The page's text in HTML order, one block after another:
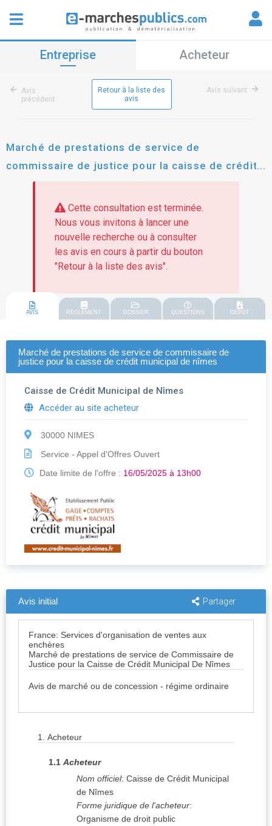
Entreprise Acheteur
Avis
précédent
Retour à la liste des
avis
Avis suivant
Marché de prestations de service de
commissaire de justice pour la caisse de crédit
municipal de nîmes
Cette consultation est terminée.
Nous vous invitons à lancer une
nouvelle recherche ou à consulter
les avis en cours à partir du bouton
"Retour à la liste des avis".
AVIS REGLEMENT DOSSIER QUESTIONS DEPOT
Marché de prestations de service de commissaire de
justice pour la caisse de crédit municipal de nîmes
Caisse de Crédit Municipal de Nîmes
Accéder au site acheteur
30000 NIMES
Service - Appel d'Offres Ouvert
Date limite de l'offre : 16/05/2025 à 13h00
Avis initial Partager
France: Services d'organisation de ventes aux
enchères
Marché de prestations de service de Commissaire de
Justice pour la Caisse de Crédit Municipal De Nîmes
Avis de marché ou de concession - régime ordinaire
1. Acheteur
1.1 Acheteur
Nom officiel: Caisse de Crédit Municipal
de Nîmes
Forme juridique de l'acheteur:
Organisme de droit public